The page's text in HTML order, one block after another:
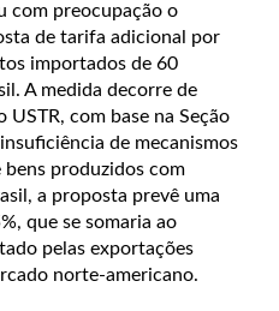
com preocupação o
de tarifa adicional por
importados de 60
A medida decorre de
com base na Seção
de mecanismos
produzidos com
a proposta prevê uma
que se somaria ao
pelas exportações
norte-americano.